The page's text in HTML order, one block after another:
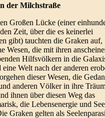
der Milchstraße
Großen Lücke (einer
Zeit, über die es keinerlei
gibt) tauchten die Graken auf,
Wesen, die mit ihren
Hilfsvölkern in die
Welt nach der anderen
dieser Wesen, die
anderen Völker in ihre
ihnen über diesen Weg das
die Lebensenergie und
Graken gelten als